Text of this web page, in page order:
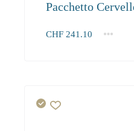
Pacchetto
CHF 241.10
1+